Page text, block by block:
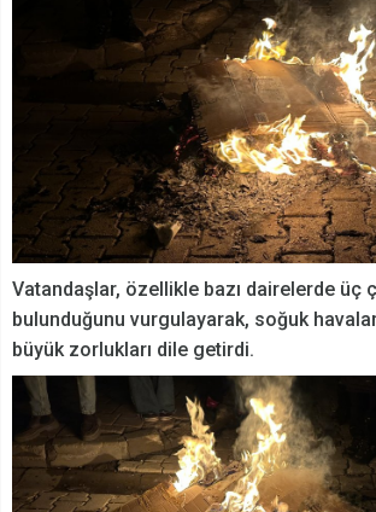
Vatandaşlar, özellikle bazı dairelerde üç
bulunduğunu vurgulayarak, soğuk
büyük zorlukları dile getirdi.